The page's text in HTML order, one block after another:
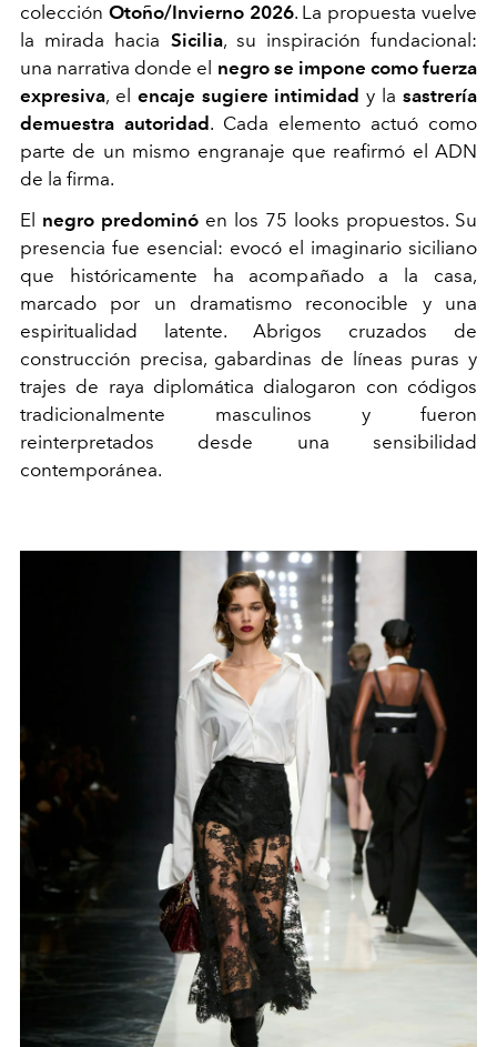
colección Otoño/Invierno 2026. La propuesta vuelve
la mirada hacia Sicilia, su inspiración fundacional:
una narrativa donde el negro se impone como fuerza
expresiva, el encaje sugiere intimidady lasastrería
demuestra autoridad . Cada elemento actuó como
parte de un mismo engranaje que reafirmó el ADN
de la firma.
El negro predominó en los 75 looks propuestos. Su
presencia fue esencial: evocó el imaginario siciliano
que históricamente ha acompañado a la casa,
marcado por un dramatismo reconocible y una
espiritualidad latente. Abrigos cruzados de
construcción precisa, gabardinas de líneas puras y
trajes de raya diplomática dialogaron con códigos
tradicionalmente masculinos y fueron
reinterpretados desde una sensibilidad
contemporánea.